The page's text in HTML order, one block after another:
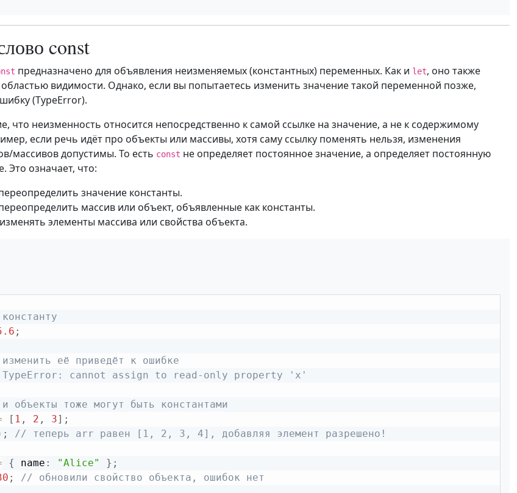
const
предназначено для объявления неизменяемых (константных) переменных. Как и let, оно также
видимости. Однако, если вы попытаетесь изменить значение такой переменной позже,
(TypeError).
что неизменность относится непосредственно к самой ссылке на значение, а не к содержимому
если речь идёт про объекты или массивы, хотя саму ссылку поменять нельзя, изменения
массивов допустимы. То есть const не определяет постоянное значение, а определяет постоянную
Это означает, что:
значение константы.
массив или объект, объявленные как константы.
элементы массива или свойства объекта.
;
её приведёт к ошибке
cannot assign to read-only property 'x'
объекты тоже могут быть константами
[ 1 , 2 , 3] ;
; // теперь arr равен [1, 2, 3, 4], добавляя элемент разрешено!
{ name : "Alice" } ;
; // обновили свойство объекта, ошибок нет